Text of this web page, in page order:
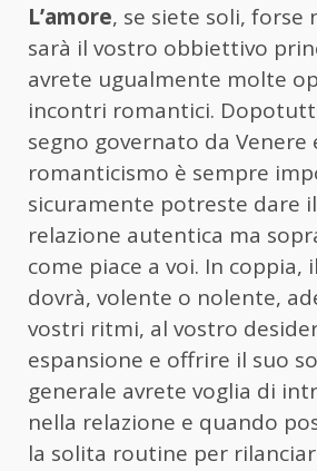
L’amore, se siete soli, forse
sarà il vostro obbiettivo
avrete ugualmente molte
incontri romantici.
segno governato da Venere
romanticismo è sempre
sicuramente potreste dare
relazione autentica ma
come piace a voi. In coppia,
dovrà, volente o nolente,
vostri ritmi, al vostro
espansione e offrire il suo
generale avrete voglia di
nella relazione e quando
la solita routine per